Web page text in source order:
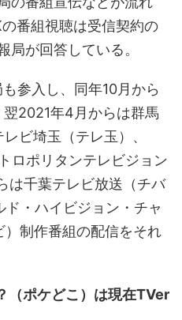
番組視聴は受信契約の
局が回答している。
参入し、同年10月から
2021年4月からは群馬
ビ埼玉（テレ玉）、
ロポリタンテレビジョン
は千葉テレビ放送（チバ
・ハイビジョン・チャ
）制作番組の配信をそれ
（ポケどこ）は現在TVer